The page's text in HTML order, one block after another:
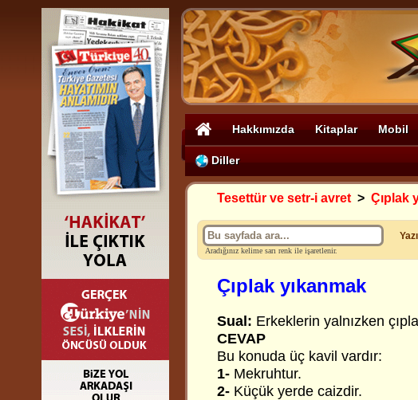
Hakkımızda Kitaplar Mobil
Diller
Tesettür ve setr-i avret > Çıplak
Aradığınız kelime sarı renk ile işaretlenir.
Çıplak yıkanmak
Sual: Erkeklerin yalnızken
CEVAP
Bu konuda üç kavil vardır:
1- Mekruhtur.
2- Küçük yerde caizdir.